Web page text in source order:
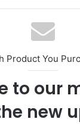
Product You
to our
new